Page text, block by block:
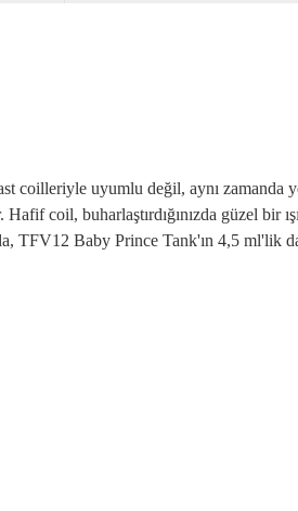
coilleriyle uyumlu değil, aynı zamanda
coil, buharlaştırdığınızda güzel bir
TFV12 Baby Prince Tank'ın 4,5 ml'lik